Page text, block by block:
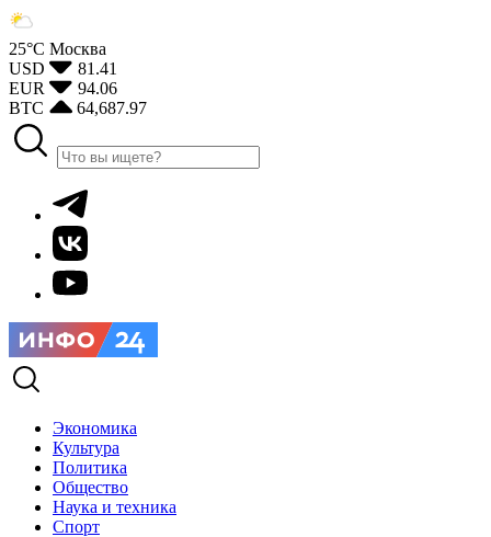
25°С Москва
USD
81.41
EUR
94.06
BTC
64,687.97
Экономика
Культура
Политика
Общество
Наука и техника
Спорт